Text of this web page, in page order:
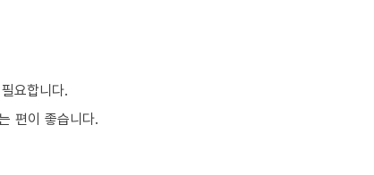
요합니다.
편이 좋습니다.